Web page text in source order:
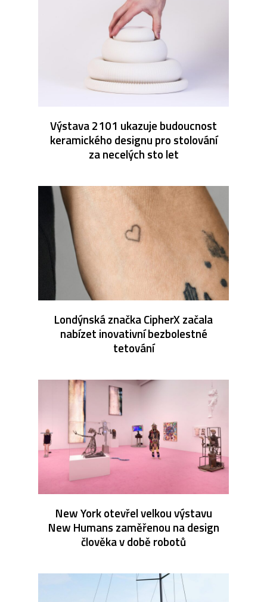
Výstava 2101 ukazuje budoucnost
keramického designu pro stolování
za necelých sto let
Londýnská značka CipherX začala
nabízet inovativní bezbolestné
tetování
New York otevřel velkou výstavu
New Humans zaměřenou na design
člověka v době robotů